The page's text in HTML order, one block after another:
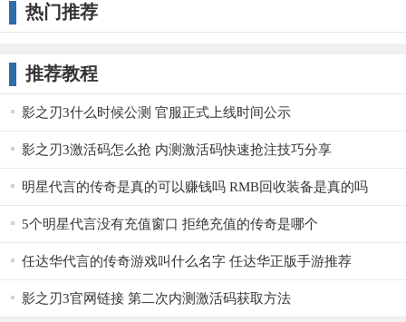
热门推荐
推荐教程
影之刃3什么时候公测 官服正式上线时间公示
影之刃3激活码怎么抢 内测激活码快速抢注技巧分享
明星代言的传奇是真的可以赚钱吗 RMB回收装备是真的吗
5个明星代言没有充值窗口 拒绝充值的传奇是哪个
任达华代言的传奇游戏叫什么名字 任达华正版手游推荐
影之刃3官网链接 第二次内测激活码获取方法